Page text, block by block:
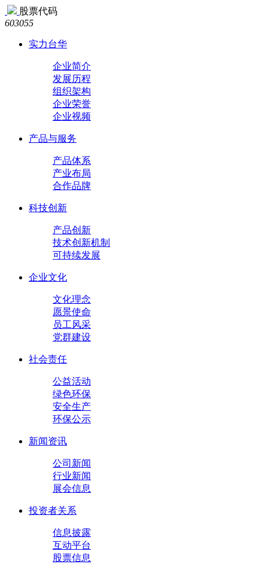
股票代码
603055
实力台华
企业简介
发展历程
组织架构
企业荣誉
企业视频
产品与服务
产品体系
产业布局
合作品牌
科技创新
产品创新
技术创新机制
可持续发展
企业文化
文化理念
愿景使命
员工风采
党群建设
社会责任
公益活动
绿色环保
安全生产
环保公示
新闻资讯
公司新闻
行业新闻
展会信息
投资者关系
信息披露
互动平台
股票信息